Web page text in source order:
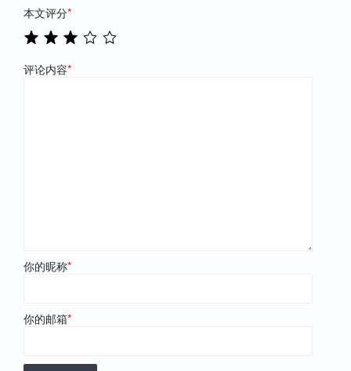
本文评分*
评论内容*
你的昵称*
你的邮箱*